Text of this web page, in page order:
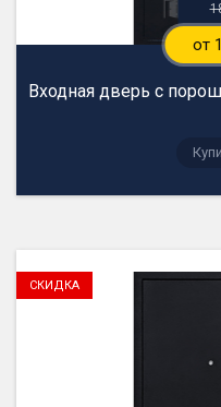
от
Входная дверь с